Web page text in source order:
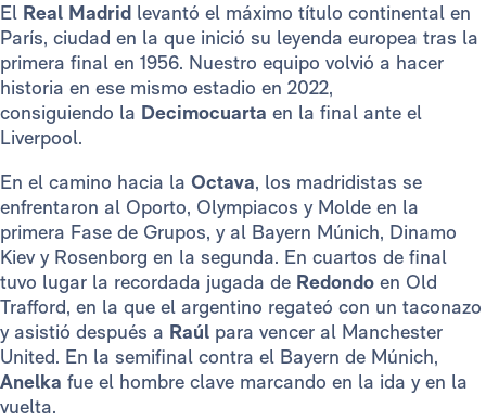
El Real Madrid levantó el máximo título continental en
París, ciudad en la que inició su leyenda europea tras la
primera final en 1956. Nuestro equipo volvió a hacer
historia en ese mismo estadio en 2022,
consiguiendo la Decimocuarta en la final ante el
Liverpool.
En el camino hacia la Octava, los madridistas se
enfrentaron al Oporto, Olympiacos y Molde en la
primera Fase de Grupos, y al Bayern Múnich, Dinamo
Kiev y Rosenborg en la segunda. En cuartos de final
tuvo lugar la recordada jugada de Redondo en Old
Trafford, en la que el argentino regateó con un taconazo
y asistió después a Raúl para vencer al Manchester
United. En la semifinal contra el Bayern de Múnich,
Anelka fue el hombre clave marcando en la ida y en la
vuelta.